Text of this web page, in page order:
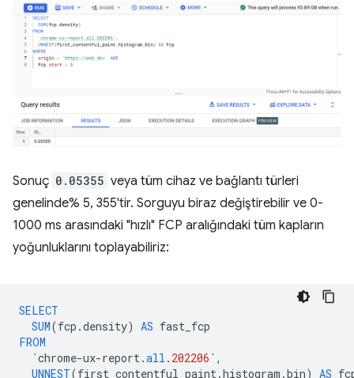
Sonuç 0.05355 veya tüm cihaz ve bağlantı türleri
genelinde% 5, 355'tir. Sorguyu biraz değiştirebilir ve 0-
1000 ms arasındaki "hızlı" FCP aralığındaki tüm kapların
yoğunluklarını toplayabiliriz:
SELECT
SUM(fcp .density) AS fast_fcp
FROM
`chrome-ux-report.all . 202206 ` ,
UNNEST(first_contentful_paint.histogram .bin) AS